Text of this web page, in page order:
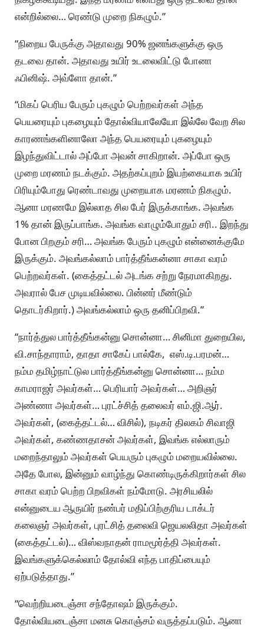
என்றில்லை… ரெண்டு முறை நிகழும்.”
“நிறைய பேருக்கு அதாவது 90% ஜனங்களுக்கு ஒரு
தடவை தான். அதாவது உயிர் உடலைவிட்டு போனா
ஃபினிஷ். அவ்ளோ தான்.”
“மிகப் பெரிய பேரும் புகழும் பெற்றவர்கள் அந்த
பெயரையும் புகழையும் தோல்வியாலேயோ இல்லே வேற சில
காரணங்களினாலோ அந்த பெயரையும் புகழையும்
இழந்துவிட்டால் அப்போ அவன் சாகிறான். அப்போ ஒரு
முறை மரணம் நடக்கும். அதற்கப்புறம் இயற்கையாக உயிர்
பிரியும்போது ரெண்டாவது முறையாக மரணம் நிகழும்.
ஆனா மரணமே இல்லாத சில பேர் இருக்காங்க. அவங்க
1% தான் இருப்பாங்க. அவங்க வாழும்போதும் சரி.. இறந்து
போன பிறகும் சரி… அவங்க பேரும் புகழும் என்னைக்குமே
இருக்கும். அவங்கல்லாம் பார்த்தீங்கன்னா சாகா வரம்
பெற்றவர்கள். (கைத்தட்டல் அடங்க சற்று நேரமாகிறது.
அவரால் பேச முடியவில்லை. பின்னர் மீண்டும்
தொடர்கிறார்.) அவங்கல்லாம் ஒரு தனிப்பிறவி.”
“நார்த்துல பார்த்தீங்கன்னு சொன்னா… சினிமா துறையில,
வி.சாந்தாராம், தாதா சாகேப் பால்கே, எஸ்.டி.பரமன்…
நம்ம தமிழ்நாட்டுல பார்த்தீங்கன்னு சொன்னா… நம்ம
காமராஜர் அவர்கள்… பெரியார் அவர்கள்… அறிஞர்
அண்ணா அவர்கள்… புரட்ச்சித் தலைவர் எம்.ஜி.ஆர்.
அவர்கள், (கைத்தட்டல்… விசில்), நடிகர் திலகம் சிவாஜி
அவர்கள், கண்ணதாசன் அவர்கள், இவங்க எல்லாரும்
மறைந்தாலும் அவர்கள் பெயரும் புகழும் மறையவில்லை.
அதே போல, இன்னும் வாழ்ந்து கொண்டிருக்கிறார்கள் சில
சாகா வரம் பெற்ற பிறவிகள் நம்மோடு. அரசியலில்
என்னுடைய ஆருயிர் நண்பர் மதிப்பிற்குரிய டாக்டர்
கலைஞர் அவர்கள், புரட்சித் தலைவி ஜெயலலிதா அவர்கள்
(கைத்தட்டல்)… விஸ்வநாதன் ராமமூர்த்தி அவர்கள்.
இவங்களுக்கெல்லாம் தோல்வி எந்த பாதிப்பையும்
ஏற்படுத்தாது.”
“வெற்றியடைஞ்சா சந்தோஷம் இருக்கும்.
தோல்வியடைஞ்சா மனசு கொஞ்சம் வருத்தப்படும். ஆனா